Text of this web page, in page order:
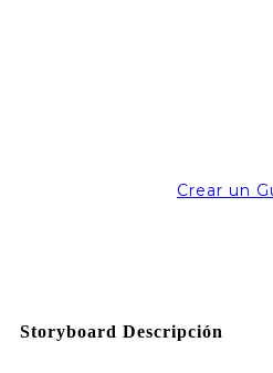
Crear un
Storyboard Descripción